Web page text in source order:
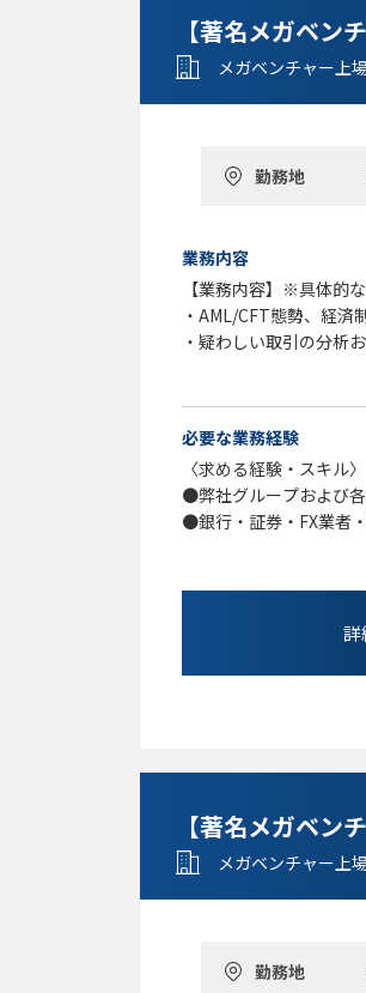
【著名メガベン
メガベンチャー上
勤務地
業務内容
【業務内容】※具体的
・AML/CFT態勢、経
・疑わしい取引の分析
・AML/CFT関連システ
・法改正に伴う態勢・運
・インシデント発生時
必要な業務経験
〈求める経験・スキル〉
●弊社グループおよび
●銀行・証券・FX業者
●特にFintech事業を含
＊ベンチャー企業やス
〈語学力〉
日本語：Independent
詳
【著名メガベ
メガベンチャー上
勤務地